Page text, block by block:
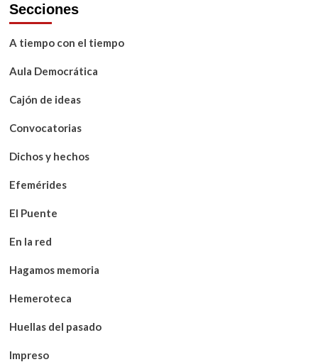
Secciones
A tiempo con el tiempo
Aula Democrática
Cajón de ideas
Convocatorias
Dichos y hechos
Efemérides
El Puente
En la red
Hagamos memoria
Hemeroteca
Huellas del pasado
Impreso